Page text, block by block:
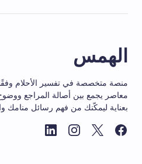
الهمس
منصة متخصصة في تفسير الأحلام
معاصر يجمع بين أصالة المراجع
بعناية ليمكّنك من فهم رسائل منامك